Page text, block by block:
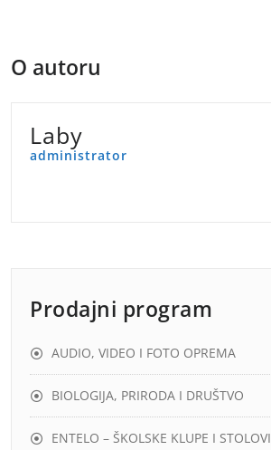
O autoru
Laby
administrator
Prodajni program
AUDIO, VIDEO I FOTO OPREMA
BIOLOGIJA, PRIRODA I DRUŠTVO
ENTELO – ŠKOLSKE KLUPE I STOLOVI